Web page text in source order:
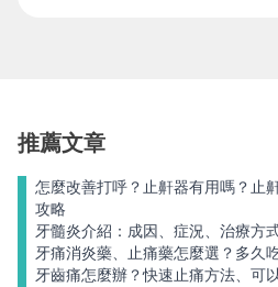
推薦文章
怎麼改善打呼？止鼾器有用嗎？止
攻略
牙髓炎介紹：成因、症況、治療方
牙痛消炎藥、止痛藥怎麼選？多久
牙齒痛怎麼辦？快速止痛方法、可